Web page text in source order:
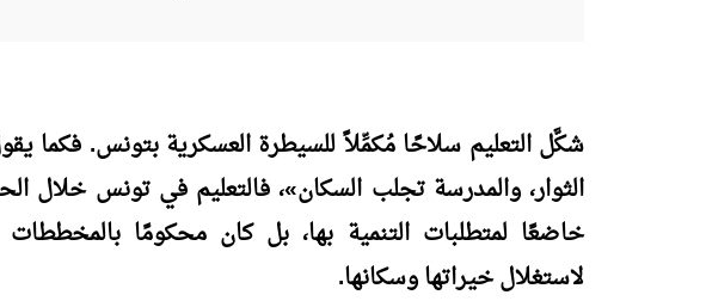
شكَّل التعليم سلاحًا مُكمِّلاً للسيطرة العسكرية بتونس. فكما
الثوار، والمدرسة تجلب السكان»، فالتعليم في تونس خلال
خاضعًا لمتطلبات التنمية بها، بل كان محكومًا بالمخططات
لاستغلال خيراتها وسكانها.